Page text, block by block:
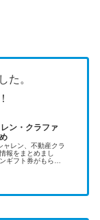
た。
ン・クラファ
ャレン、不動産クラ
報をまとめまし
ギフト券がもらえ